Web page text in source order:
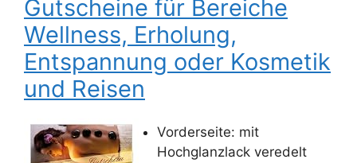
Gutscheine für Bereiche
Wellness, Erholung,
Entspannung oder Kosmetik
und Reisen
Vorderseite: mit
Hochglanzlack veredelt